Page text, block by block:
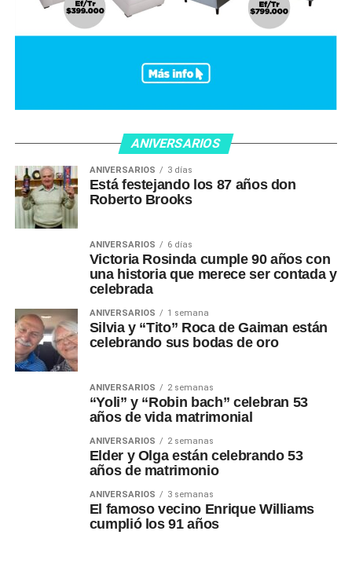
ANIVERSARIOS
ANIVERSARIOS 3 días
Está festejando los 87 años don
Roberto Brooks
ANIVERSARIOS 6 días
Victoria Rosinda cumple 90 años con
una historia que merece ser contada y
celebrada
ANIVERSARIOS 1 semana
Silvia y “Tito” Roca de Gaiman están
celebrando sus bodas de oro
ANIVERSARIOS 2 semanas
“Yoli” y “Robin bach” celebran 53
años de vida matrimonial
ANIVERSARIOS 2 semanas
Elder y Olga están celebrando 53
años de matrimonio
ANIVERSARIOS 3 semanas
El famoso vecino Enrique Williams
cumplió los 91 años